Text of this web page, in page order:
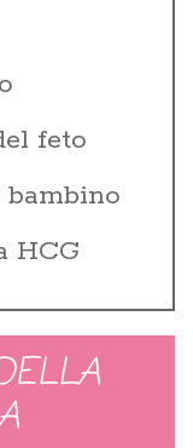
feto
HCG